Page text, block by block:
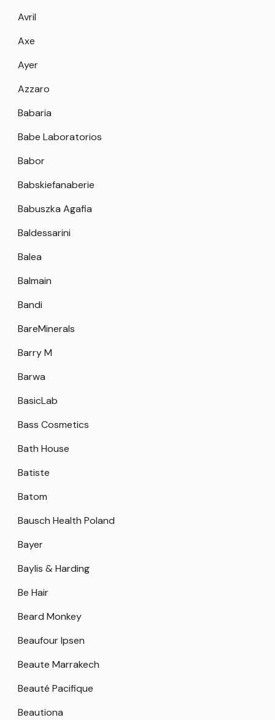
Avril
Axe
Ayer
Azzaro
Babaria
Babe Laboratorios
Babor
Babskiefanaberie
Babuszka Agafia
Baldessarini
Balea
Balmain
Bandi
BareMinerals
Barry M
Barwa
BasicLab
Bass Cosmetics
Bath House
Batiste
Batom
Bausch Health Poland
Bayer
Baylis & Harding
Be Hair
Beard Monkey
Beaufour Ipsen
Beaute Marrakech
Beauté Pacifique
Beautiona